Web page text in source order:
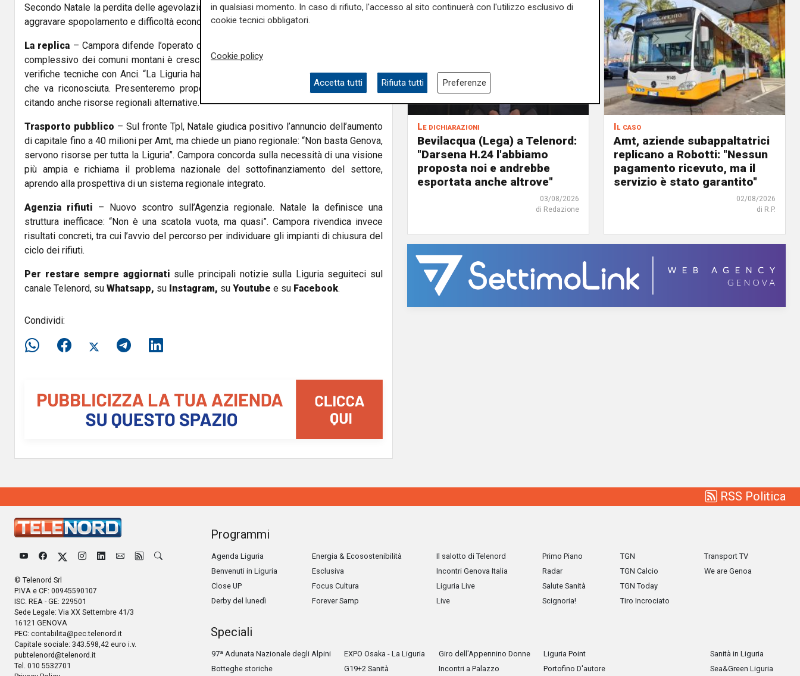
Secondo Natale la perdita delle agevolazioni fiscali e dei contributi nazionali rischia di
aggravare spopolamento e difficoltà economiche.
La replica – Campora difende l’operato della maggioranza, ricordando che il numero
complessivo dei comuni montani è cresciuto a livello nazionale e che sono in corso
verifiche tecniche con Anci. “La Liguria ha una particolarità, la verticalità del territorio,
che va riconosciuta. Presenteremo proposte per evitare penalizzazioni”, ha detto,
citando anche risorse regionali alternative.
Trasporto pubblico – Sul fronte Tpl, Natale giudica positivo l’annuncio dell’aumento
di capitale fino a 40 milioni per Amt, ma chiede un piano regionale: “Non basta Genova,
servono risorse per tutta la Liguria”. Campora concorda sulla necessità di una visione
più ampia e richiama il problema nazionale del sottofinanziamento del settore,
aprendo alla prospettiva di un sistema regionale integrato.
Agenzia rifiuti – Nuovo scontro sull’Agenzia regionale. Natale la definisce una
struttura inefficace: “Non è una scatola vuota, ma quasi”. Campora rivendica invece
risultati concreti, tra cui l’avvio del percorso per individuare gli impianti di chiusura del
ciclo dei rifiuti.
Per restare sempre aggiornati sulle principali notizie sulla Liguria seguiteci sul
canale Telenord, su Whatsapp, su Instagram, su Youtube e su Facebook.
Condividi:
Le dichiarazioni
Bevilacqua (Lega) a Telenord:
"Darsena H.24 l'abbiamo
proposta noi e andrebbe
esportata anche altrove"
03/08/2026
di Redazione
Il caso
Amt, aziende subappaltatrici
replicano a Robotti: "Nessun
pagamento ricevuto, ma il
servizio è stato garantito"
02/08/2026
di R.P.
RSS Politica
© Telenord Srl
P.IVA e CF: 00945590107
ISC. REA - GE: 229501
Sede Legale: Via XX Settembre 41/3
16121 GENOVA
PEC: contabilita@pec.telenord.it
Capitale sociale: 343.598,42 euro i.v.
pubtelenord@telenord.it
Tel. 010 5532701
Programmi
Agenda Liguria
Benvenuti in Liguria
Close UP
Derby del lunedì
Energia & Ecosostenibilità
Esclusiva
Focus Cultura
Forever Samp
Il salotto di Telenord
Incontri Genova Italia
Liguria Live
Live
Primo Piano
Radar
Salute Sanità
Scignoria!
TGN
TGN Calcio
TGN Today
Tiro Incrociato
Transport TV
We are Genoa
Speciali
97ª Adunata Nazionale degli Alpini
Botteghe storiche
EXPO Osaka - La Liguria
G19+2 Sanità
Giro dell'Appennino Donne
Incontri a Palazzo
Liguria Point
Portofino D'autore
Sanità in Liguria
Sea&Green Liguria
in qualsiasi momento. In caso di rifiuto, l'accesso al sito continuerà con l'utilizzo esclusivo di
cookie tecnici obbligatori.
Cookie policy
Accetta tutti Rifiuta tutti Preferenze